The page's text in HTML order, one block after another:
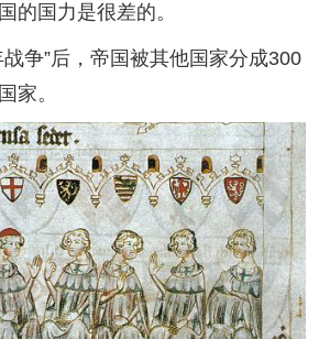
的国力是很差的。
”后，帝国被其他国家分成300
家。